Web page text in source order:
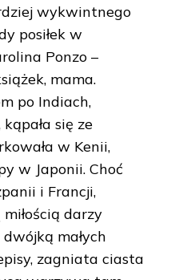
wykwintnego
posiłek w
Ponzo –
mama.
po Indiach,
się ze
w Kenii,
w Japonii. Choć
i Francji,
darzy
małych
zagniata ciasta